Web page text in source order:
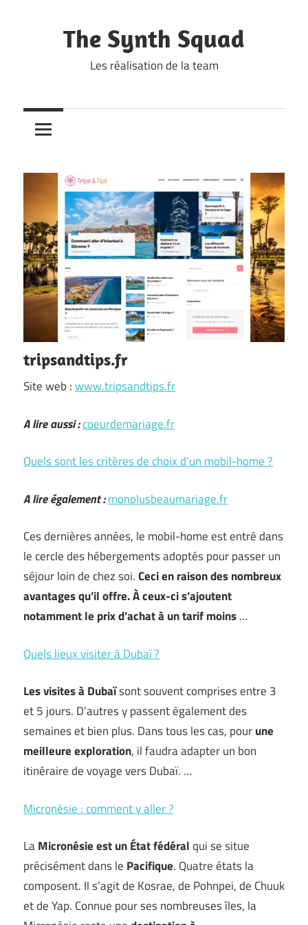
The Synth Squad
Les réalisation de la team
tripsandtips.fr
Site web :www.tripsandtips.fr
A lire aussi :coeurdemariage.fr
Quels sont les critères de choix d’un mobil-home ?
A lire également :monplusbeaumariage.fr
Ces dernières années, le mobil-home est entré dans
le cercle des hébergements adoptés pour passer un
séjour loin de chez soi.Ceci en raison des nombreux
avantages qu’il offre. À ceux-ci s’ajoutent
notamment le prix d’achat à un tarif moins…
Quels lieux visiter à Dubaï ?
Les visites à Dubaïsont souvent comprises entre 3
et 5 jours. D’autres y passent également des
semaines et bien plus. Dans tous les cas, pourune
meilleure exploration, il faudra adapter un bon
itinéraire de voyage vers Dubaï. …
Micronésie : comment y aller ?
LaMicronésie est un État fédéralqui se situe
précisément dans le Pacifique. Quatre états la
composent. Il s’agit de Kosrae, de Pohnpei, de Chuuk
et de Yap. Connue pour ses nombreuses îles, la